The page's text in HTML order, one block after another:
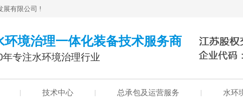
展有限公司 !
环境治理一体化装备技术服务商
年专注水环境治理行业
| 技术中心 | 总承包及运营服务 | 水环